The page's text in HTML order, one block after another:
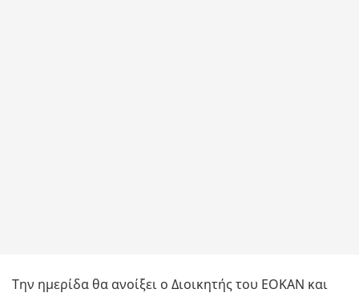
Την ημερίδα θα ανοίξει ο Διοικητής του ΕΟΚΑΝ και